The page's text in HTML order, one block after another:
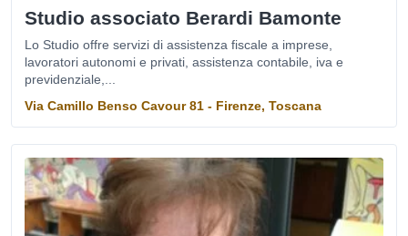
Studio associato Berardi Bamonte
Lo Studio offre servizi di assistenza fiscale a imprese,
lavoratori autonomi e privati, assistenza contabile, iva e
previdenziale,...
Via Camillo Benso Cavour 81 - Firenze, Toscana